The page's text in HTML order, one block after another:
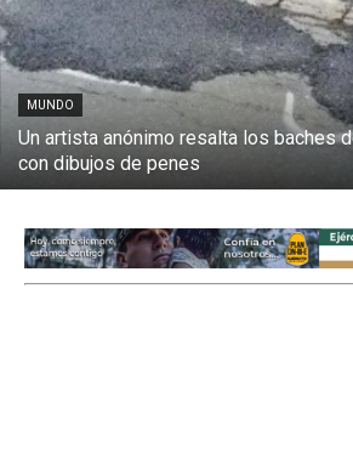
MUNDO
Un artista anónimo resalta los baches
con dibujos de penes